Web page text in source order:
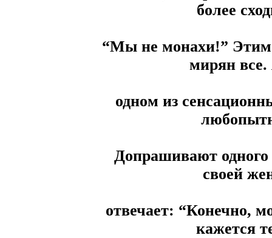
более
“Мы не монахи!” Этим
мирян все.
одном из
Допрашивают
своей
отвечает: “Конечно,
кажется